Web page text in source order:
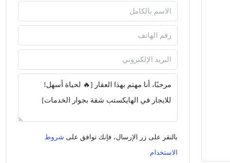
بالنقر على زر الإرسال، فإنك توافق على شروط
الاستخدام